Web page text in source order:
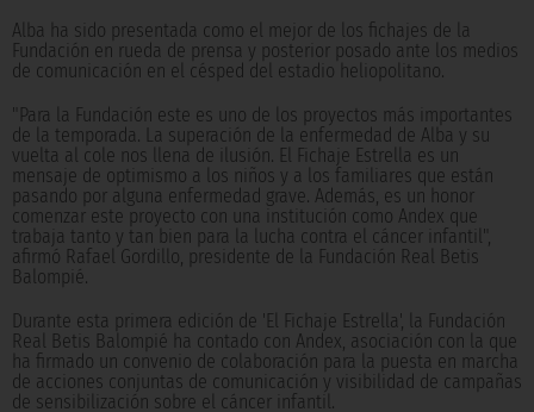
Alba ha sido presentada como el mejor de los fichajes de la
Fundación en rueda de prensa y posterior posado ante los medios
de comunicación en el césped del estadio heliopolitano.
"Para la Fundación este es uno de los proyectos más importantes
de la temporada. La superación de la enfermedad de Alba y su
vuelta al cole nos llena de ilusión. El Fichaje Estrella es un
mensaje de optimismo a los niños y a los familiares que están
pasando por alguna enfermedad grave. Además, es un honor
comenzar este proyecto con una institución como Andex que
trabaja tanto y tan bien para la lucha contra el cáncer infantil",
afirmó Rafael Gordillo, presidente de la Fundación Real Betis
Balompié.
Durante esta primera edición de 'El Fichaje Estrella', la Fundación
Real Betis Balompié ha contado con Andex, asociación con la que
ha firmado un convenio de colaboración para la puesta en marcha
de acciones conjuntas de comunicación y visibilidad de campañas
de sensibilización sobre el cáncer infantil.